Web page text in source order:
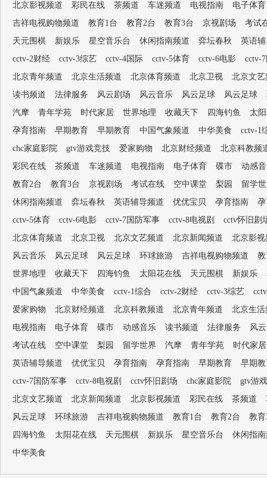
北京影视频道
彩民在线 茶频道 车迷频道 电视指南
电子体育
吉祥电视购物频道
教育1台 教育2台 教育3台 京视剧场
考试
天元围棋
新娱乐 星空音乐台 休闲指南频道 弈坛春秋
英语
cctv-2财经
cctv-3综艺 cctv-4国际 cctv-5体育 cctv-6电影
cctv-
北京青年频道
北京生活频道 北京体育频道 北京卫视
北京文艺
读书频道
法律服务 风云剧场 风云音乐 风云足球 风云足球
汽摩
青年学苑 时代家居 世界地理 收藏天下 四海钓鱼
太
孕育指南
早期教育 早期教育 中国气象频道 中华美食
cctv-1
chc家庭影院
gtv游戏竞技 爱家购物 北京财经频道
北京科教频
彩民在线
茶频道 车迷频道 电视指南 电子体育 碟市
动感
教育2台
教育3台 京视剧场 考试在线 空中课堂 梨园
留学
休闲指南频道
弈坛春秋 英语辅导频道 优优宝贝 孕育指南
cctv-5体育
cctv-6电影 cctv-7国防军事 cctv-8电视剧
cctv怀旧剧
北京体育频道
北京卫视 北京文艺频道 北京新闻频道
北京影视
风云音乐
风云足球 风云足球 环球旅游 吉祥电视购物频道
世界地理
收藏天下 四海钓鱼 太阳花在线 天元围棋 新娱乐
中国气象频道
中华美食 cctv-1综合 cctv-2财经 cctv-3综艺
爱家购物
北京财经频道 北京科教频道 北京青年频道
北京生活
电视指南
电子体育 碟市 动感音乐 读书频道 法律服务
风
考试在线
空中课堂 梨园 留学世界 汽摩 青年学苑
时代家居
英语辅导频道
优优宝贝 孕育指南 孕育指南 早期教育
早期
cctv-7国防军事
cctv-8电视剧 cctv怀旧剧场 chc家庭影院
gtv游
北京文艺频道
北京新闻频道 北京影视频道 彩民在线 茶频道
风云足球
环球旅游 吉祥电视购物频道 教育1台 教育2台
教
四海钓鱼
太阳花在线 天元围棋 新娱乐 星空音乐台
休闲指
中华美食